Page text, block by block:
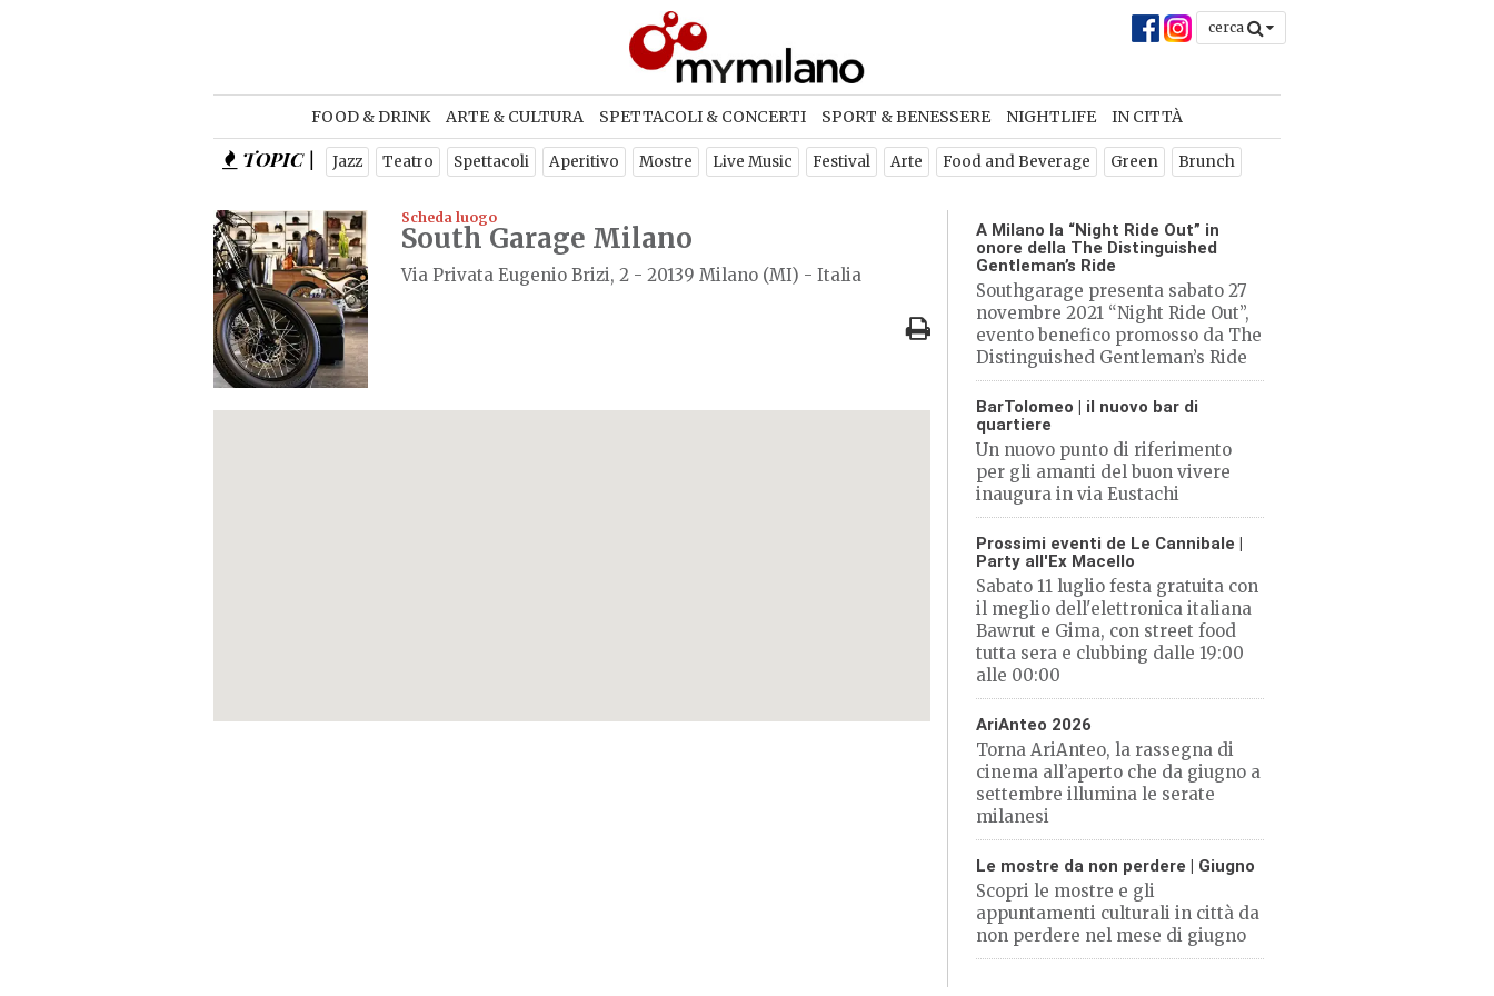
cerca
FOOD & DRINK ARTE & CULTURA SPETTACOLI & CONCERTI SPORT & BENESSERE NIGHTLIFE IN CITTÀ
TOPIC | Jazz Teatro Spettacoli Aperitivo Mostre Live Music Festival Arte Food and Beverage Green Brunch
Scheda luogo
South Garage Milano
Via Privata Eugenio Brizi, 2 - 20139 Milano (MI) - Italia
A Milano la “Night Ride Out” in
onore della The Distinguished
Gentleman’s Ride
Southgarage presenta sabato 27
novembre 2021 “Night Ride Out”,
evento benefico promosso da The
Distinguished Gentleman’s Ride
BarTolomeo | il nuovo bar di
quartiere
Un nuovo punto di riferimento
per gli amanti del buon vivere
inaugura in via Eustachi
Prossimi eventi de Le Cannibale |
Party all'Ex Macello
Sabato 11 luglio festa gratuita con
il meglio dell'elettronica italiana
Bawrut e Gima, con street food
tutta sera e clubbing dalle 19:00
alle 00:00
AriAnteo 2026
Torna AriAnteo, la rassegna di
cinema all’aperto che da giugno a
settembre illumina le serate
milanesi
Le mostre da non perdere | Giugno
Scopri le mostre e gli
appuntamenti culturali in città da
non perdere nel mese di giugno
Iscriviti per ricevere ogni settimana la
newsletter con gli eventi di Milano
ISCRIVITI
CHIUDI